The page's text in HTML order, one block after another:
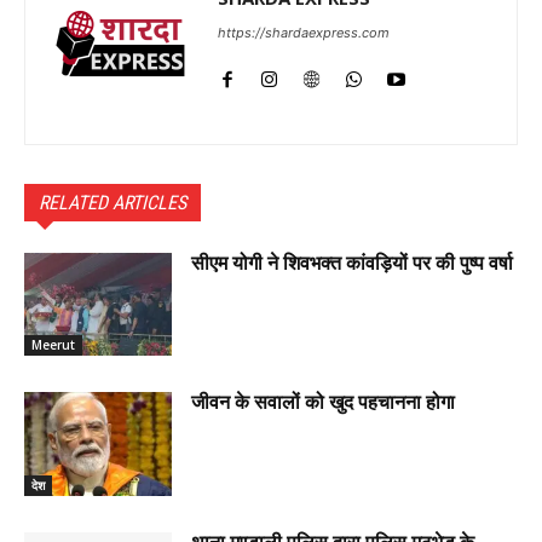
https://shardaexpress.com
RELATED ARTICLES
Meerut
सीएम योगी ने शिवभक्त कांवड़ियों पर की पुष्प वर्षा
देश
जीवन के सवालों को खुद पहचानना होगा